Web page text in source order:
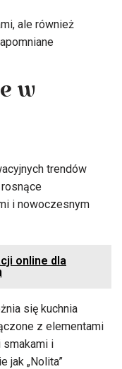
ale również
w
trendów
i nowoczesnym
online dla
się kuchnia
z elementami
smakami i
jak „Nolita”